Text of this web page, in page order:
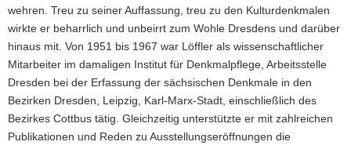
wehren. Treu zu seiner Auffassung, treu zu den Kulturdenkmalen
wirkte er beharrlich und unbeirrt zum Wohle Dresdens und darüber
hinaus mit. Von 1951 bis 1967 war Löffler als wissenschaftlicher
Mitarbeiter im damaligen Institut für Denkmalpflege, Arbeitsstelle
Dresden bei der Erfassung der sächsischen Denkmale in den
Bezirken Dresden, Leipzig, Karl-Marx-Stadt, einschließlich des
Bezirkes Cottbus tätig. Gleichzeitig unterstützte er mit zahlreichen
Publikationen und Reden zu Ausstellungseröffnungen die